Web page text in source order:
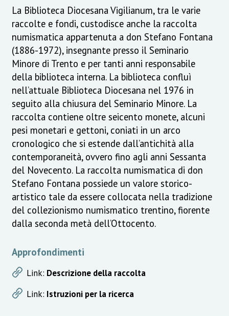
La Biblioteca Diocesana Vigilianum, tra le varie
raccolte e fondi, custodisce anche la raccolta
numismatica appartenuta a don Stefano Fontana
(1886-1972), insegnante presso il Seminario
Minore di Trento e per tanti anni responsabile
della biblioteca interna. La biblioteca confluì
nell’attuale Biblioteca Diocesana nel 1976 in
seguito alla chiusura del Seminario Minore. La
raccolta contiene oltre seicento monete, alcuni
pesi monetari e gettoni, coniati in un arco
cronologico che si estende dall’antichità alla
contemporaneità, ovvero fino agli anni Sessanta
del Novecento. La raccolta numismatica di don
Stefano Fontana possiede un valore storico-
artistico tale da essere collocata nella tradizione
del collezionismo numismatico trentino, fiorente
dalla seconda metà dell’Ottocento.
Approfondimenti
Link: Descrizione della raccolta
Link: Istruzioni per la ricerca